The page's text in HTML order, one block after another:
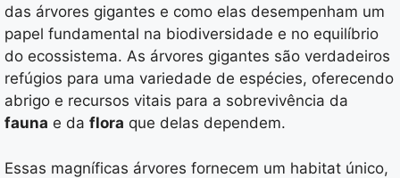
das árvores gigantes e como elas desempenham um
papel fundamental na biodiversidade e no equilíbrio
do ecossistema. As árvores gigantes são verdadeiros
refúgios para uma variedade de espécies, oferecendo
abrigo e recursos vitais para a sobrevivência da
fauna e da flora que delas dependem.
Essas magníficas árvores fornecem um habitat único,